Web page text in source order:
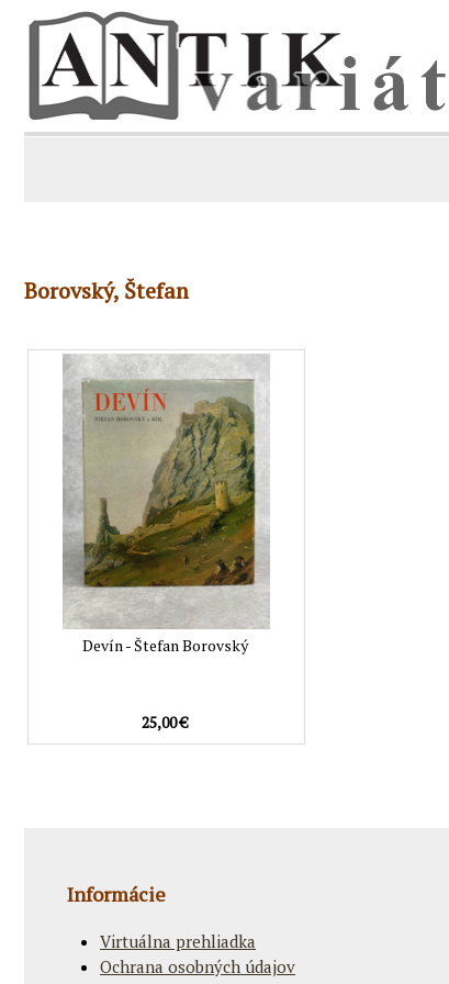
Borovský, Štefan
Devín - Štefan Borovský
25,00 €
Informácie
Virtuálna prehliadka
Ochrana osobných údajov